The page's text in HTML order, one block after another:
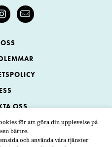
för att göra din upplevelse på
bättre.
och använda våra tjänster
OSS
och Parker